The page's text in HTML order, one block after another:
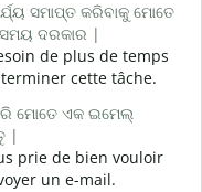
ସମାପ୍ତ କରିବାକୁ ମୋତେ
ଦରକାର |
de plus de temps
cette tâche.
ମୋତେ ଏକ ଇମେଲ୍
|
prie de bien vouloir
un e-mail.